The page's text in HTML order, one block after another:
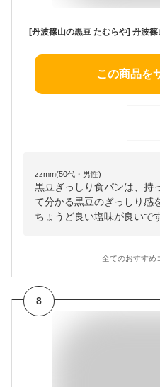
この商品を
zzmm(50代・男性)
黒豆ぎっしり食パンは、持
て分かる黒豆のぎっしり感
ちょうど良い塩味が良いで
全てのおすすめ
8